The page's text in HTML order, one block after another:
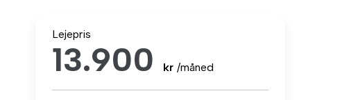
Lejepris
13.900 kr /måned